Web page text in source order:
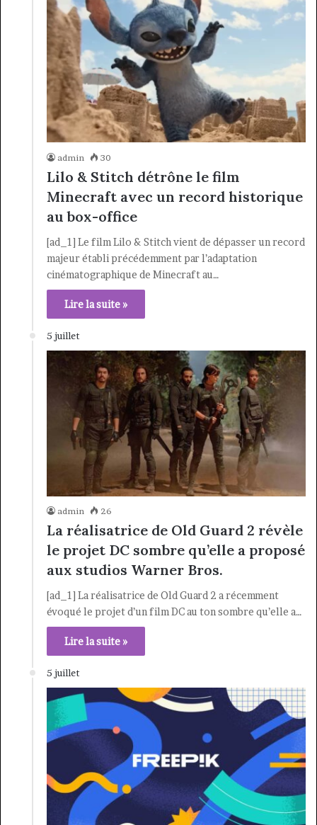
admin 30
Lilo & Stitch détrône le film
Minecraft avec un record historique
au box-office
[ad_1] Le film Lilo & Stitch vient de dépasser un record
majeur établi précédemment par l’adaptation
cinématographique de Minecraft au…
Lire la suite »
5 juillet
admin 26
La réalisatrice de Old Guard 2 révèle
le projet DC sombre qu’elle a proposé
aux studios Warner Bros.
[ad_1] La réalisatrice de Old Guard 2 a récemment
évoqué le projet d’un film DC au ton sombre qu’elle a…
Lire la suite »
5 juillet